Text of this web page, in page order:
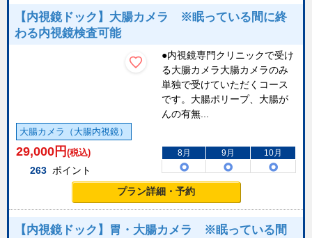
【内視鏡ドック】大腸カメラ ※眠っている間に終
わる内視鏡検査可能
●内視鏡専門クリニックで受け
る大腸カメラ大腸カメラのみ
単独で受けていただくコース
です。大腸ポリープ、大腸が
んの有無...
大腸カメラ（大腸内視鏡）
29,000 円 (税込)
263 ポイント
8月 9月 10月
プラン詳細・予約
【内視鏡ドック】胃・大腸カメラ ※眠っている間